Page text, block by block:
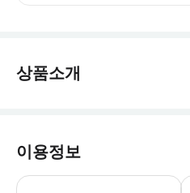
상품소개
이용정보